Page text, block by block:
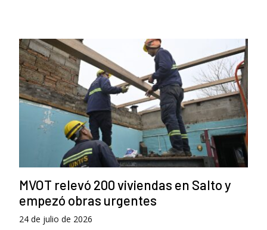
MVOT relevó 200 viviendas en Salto y
empezó obras urgentes
24 de julio de 2026